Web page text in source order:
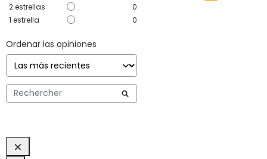
2estrellas
0
1 estrella 0
Ordenar las opiniones